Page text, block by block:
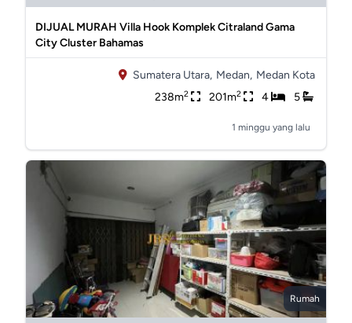
DIJUAL MURAH Villa Hook Komplek Citraland Gama
City Cluster Bahamas
Sumatera Utara, Medan, Medan Kota
238m2 201m2 4 5
1 minggu yang lalu
Rumah